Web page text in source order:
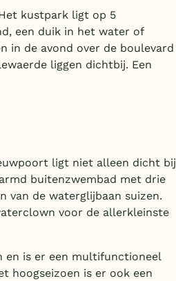
kustpark ligt op 5
een duik in het water of
in de avond over de boulevard
liggen dichtbij. Een
ligt niet alleen dicht bij
buitenzwembad met drie
van de waterglijbaan suizen.
voor de allerkleinste
en is er een multifunctioneel
hoogseizoen is er ook een